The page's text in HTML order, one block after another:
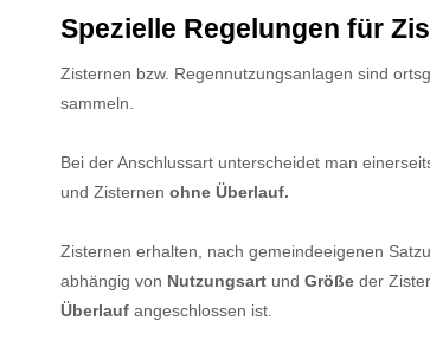
Spezielle Regelungen für
Zisternen bzw. Regennutzungsanlagen sind
sammeln.
Bei der Anschlussart unterscheidet man
und Zisternenohne Überlauf.
Zisternen erhalten, nach gemeindeeigenen
abhängig von Nutzungsart undGröße der
Überlauf angeschlossen ist.